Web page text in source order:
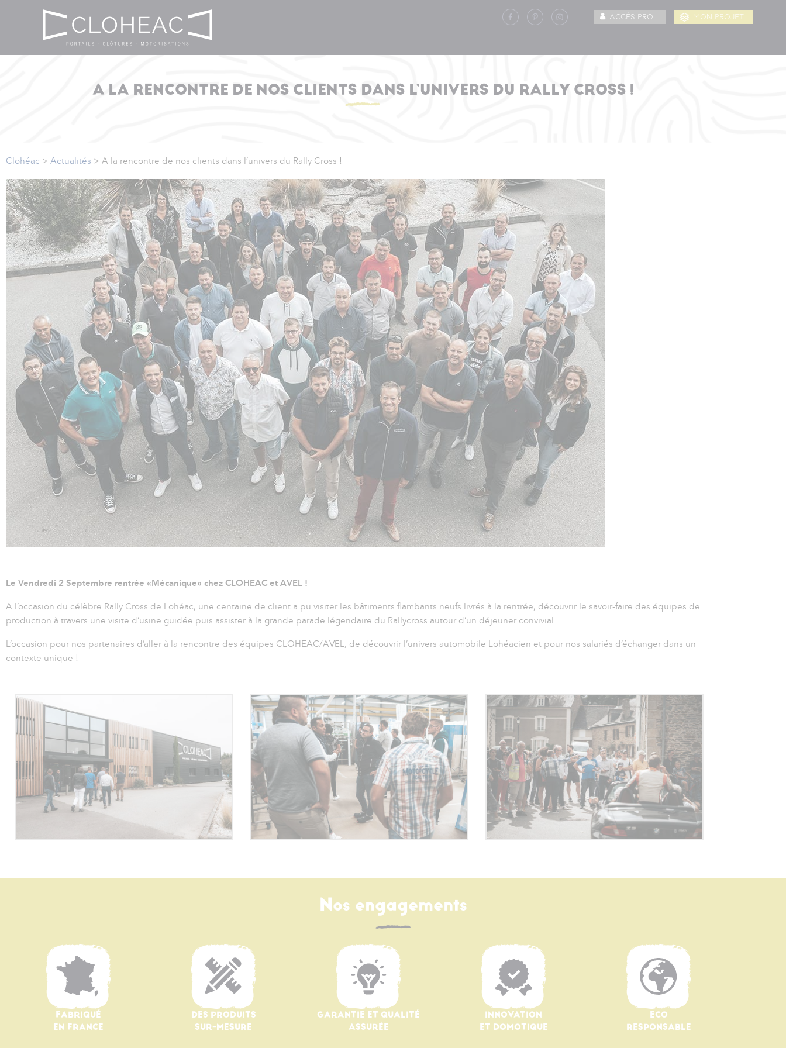
ACCÈS PRO MON PROJET
A LA RENCONTRE DE NOS CLIENTS DANS L’UNIVERS DU RALLY CROSS !
Clohéac > Actualités > A la rencontre de nos clients dans l’univers du Rally Cross !
Le Vendredi 2 Septembre rentrée «Mécanique» chez CLOHEAC et AVEL !
A l’occasion du célèbre Rally Cross de Lohéac, une centaine de client a pu visiter les bâtiments flambants neufs livrés à la rentrée, découvrir le savoir-faire des équipes de
production à travers une visite d’usine guidée puis assister à la grande parade légendaire du Rallycross autour d’un déjeuner convivial.
L’occasion pour nos partenaires d’aller à la rencontre des équipes CLOHEAC/AVEL, de découvrir l’univers automobile Lohéacien et pour nos salariés d’échanger dans un
contexte unique !
Nos engagements
FABRIQUÉ
EN FRANCE
DES PRODUITS
SUR-MESURE
GARANTIE ET QUALITÉ
ASSURÉE
INNOVATION
ET DOMOTIQUE
ECO
RESPONSABLE